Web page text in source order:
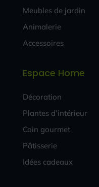
Meubles de jardin
Animalerie
Accessoires
Espace Home
Décoration
Plantes d’intérieur
Coin gourmet
Pâtisserie
Idées cadeaux